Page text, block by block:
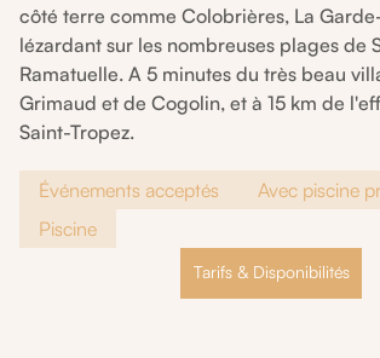
côté terre comme Colobrières, La
lézardant sur les nombreuses plages de
Ramatuelle. A 5 minutes du très beau
Grimaud et de Cogolin, et à 15 km de
Saint-Tropez.
Événements acceptés
Avec piscine
Piscine
Tarifs & Disponibilités